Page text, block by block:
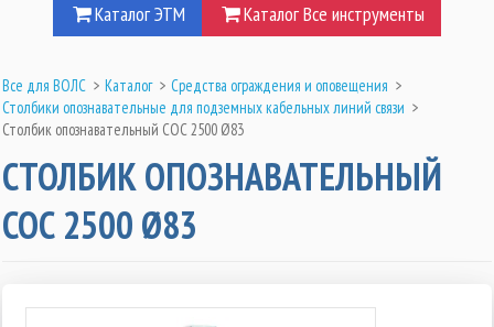
Каталог ЭТМ Каталог Все инструменты
Все для ВОЛС > Каталог > Средства ограждения и оповещения >
Столбики опознавательные для подземных кабельных линий связи >
Столбик опознавательный СОС 2500 Ø83
СТОЛБИК ОПОЗНАВАТЕЛЬНЫЙ
СОС 2500 Ø83